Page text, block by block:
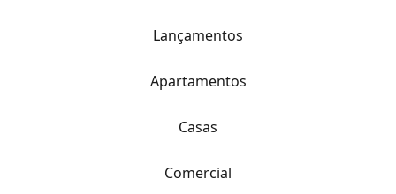
Lançamentos
Apartamentos
Casas
Comercial